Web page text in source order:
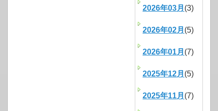
2026年03月 (3)
2026年02月 (5)
2026年01月 (7)
2025年12月 (5)
2025年11月 (7)